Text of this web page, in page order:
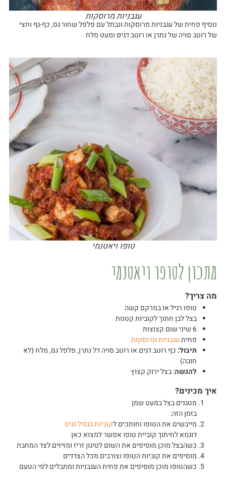
עגבניות מרוסקות
נוסיף פחית של עגבניות מרוסקות ונבתל עם פלפל שחור גס, כף-גף וחצי
של רוטב סויה של נתרן או רוטב דגים ומעט מלח
טופו ויאטנמי
מתכון לטופו ויאטנמי
מה צריך?
טופו רגיל או במרקם קשה
בצל לבן חתוך לקוביות קטנות
6 שיני שום קצוצות
פחיתעגבניות מרוסקות
תיבול:כף רוטב דגים או רוטב סויה דל נתרן, פלפל גס, מלח (לא
חובה)
להגשה: בצל ירוק קצוץ
איך מכינים?
מטגנים בצל במעט שמן
בזמן הזה:
מייבשים את הטופו וחותכים לקוביות בגודל נגיס
דוגמא לחיתוך קוביית טופו אפשר למצוא כאן
כשהבצל מוכן מוסיפים את השום לטיגון זריז ומזיזים לצד המחבת
מוסיפים את קוביות הטופו וצורבים מכל הצדדים
כשהטופו מוכן מוסיפים את פחית העגבניות ומתבלים לפי הטעם